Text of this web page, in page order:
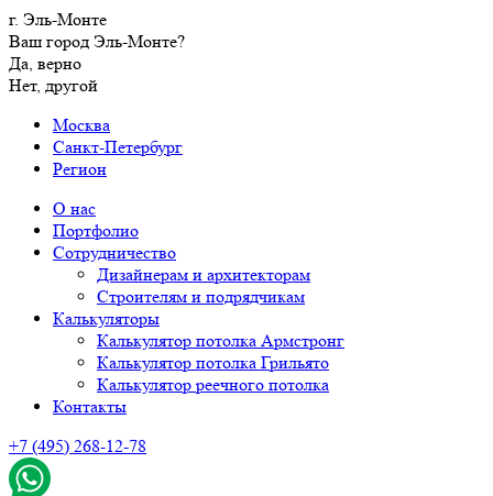
г. Эль-Монте
Ваш город Эль-Монте?
Да, верно
Нет, другой
Москва
Санкт-Петербург
Регион
О нас
Портфолио
Сотрудничество
Дизайнерам и архитекторам
Строителям и подрядчикам
Калькуляторы
Калькулятор потолка Армстронг
Калькулятор потолка Грильято
Калькулятор реечного потолка
Контакты
+7 (495) 268-12-78